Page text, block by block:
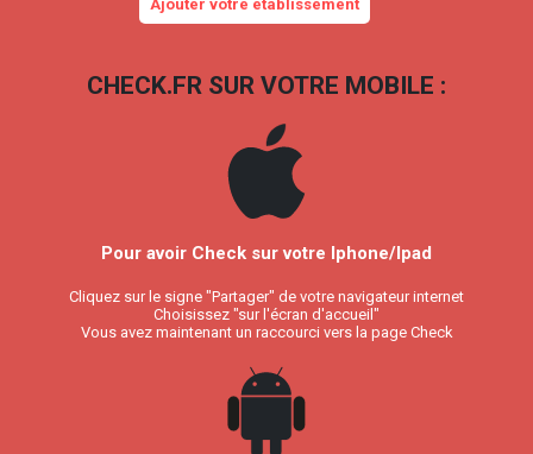
Ajouter votre établissement
CHECK.FR SUR VOTRE MOBILE :
Pour avoir Check sur votre Iphone/Ipad
Cliquez sur le signe "Partager" de votre navigateur internet
Choisissez "sur l'écran d'accueil"
Vous avez maintenant un raccourci vers la page Check